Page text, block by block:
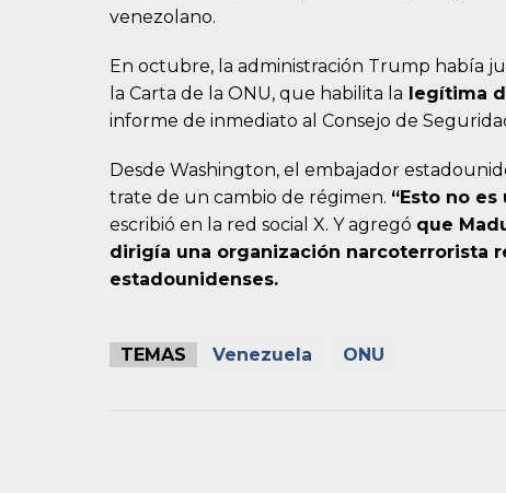
venezolano.
En octubre, la administración Trump había
la Carta de la ONU, que habilita la legítima
informe de inmediato al Consejo de
Desde Washington, el embajador
trate de un cambio de régimen. “Esto no
escribió en la red social X. Y agregó que
dirigía una organización narcoterrorista
estadounidenses.
TEMAS Venezuela ONU